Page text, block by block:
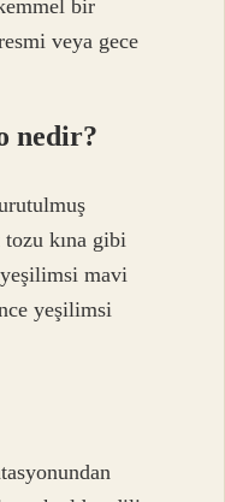
bir
veya gece
nedir?
tozu kına gibi
mavi
yeşilimsi